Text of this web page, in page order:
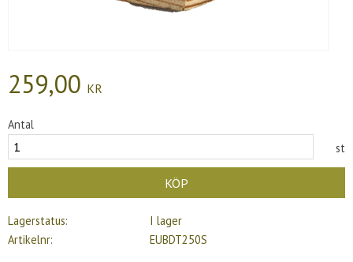
259,00 KR
Antal
st
KÖP
Lagerstatus
I lager
Artikelnr
EUBDT250S